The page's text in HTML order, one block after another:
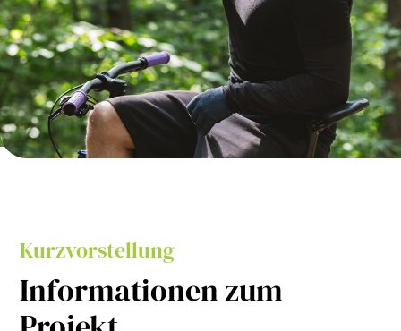
Kurzvorstellung
Informationen zum